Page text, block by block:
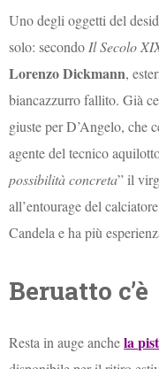
Uno degli oggetti del
solo: secondo Il Secolo
Lorenzo Dickmann,
biancazzurro fallito. Già
giuste per D’Angelo, che
agente del tecnico
possibilità concreta” il
all’entourage del
Candela e ha più
Beruatto c’è
Resta in auge anchela